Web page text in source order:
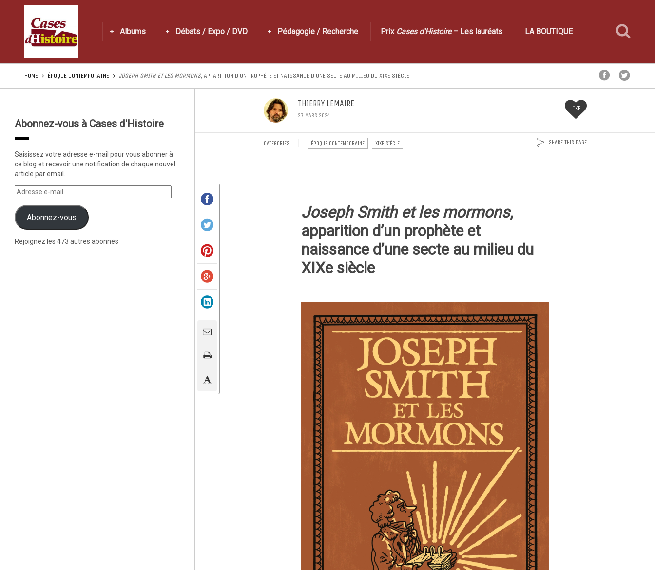
Albums Débats / Expo / DVD Pédagogie / Recherche Prix Cases d’Histoire– Les lauréats LA BOUTIQUE
HOME ÉPOQUE CONTEMPORAINE JOSEPH SMITH ET LES MORMONS, APPARITION D’UN PROPHÈTE ET NAISSANCE D’UNE SECTE AU MILIEU DU XIXE SIÈCLE
Abonnez-vous à Cases d'Histoire
Saisissez votre adresse e-mail pour vous abonner à
ce blog et recevoir une notification de chaque nouvel
article par email.
Abonnez-vous
Rejoignez les 473 autres abonnés
THIERRY LEMAIRE
27 MARS 2024
LIKE
CATEGORIES: ÉPOQUE CONTEMPORAINE XIXE SIÈCLE SHARE THIS PAGE
Joseph Smith et les mormons,
apparition d’un prophète et
naissance d’une secte au milieu du
XIXe siècle